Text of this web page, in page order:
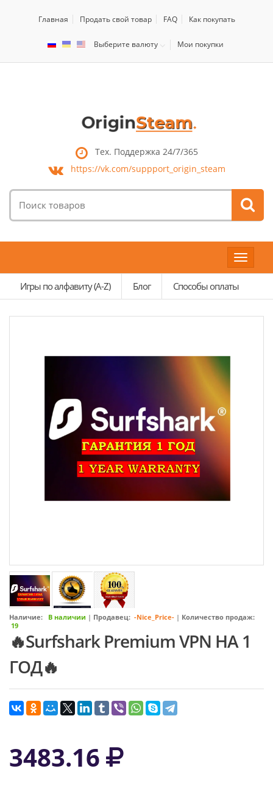
Главная Продать свой товар FAQ Как покупать
Выберите валюту Мои покупки
Тех. Поддержка 24/7/365
https://vk.com/suppport_origin_steam
товаров:
Toggle
Игры по алфавиту (A-Z)
Блог Способы оплаты
Наличие: В наличии | Продавец: -Nice_Price- | Количество продаж:
19
🔥Surfshark Premium VPN НА 1
ГОД🔥
3483.16